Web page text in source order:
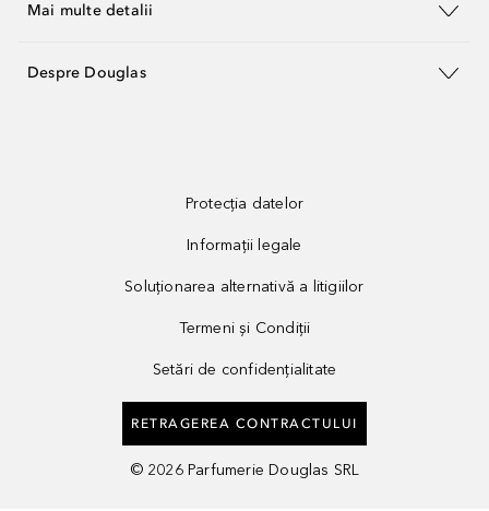
Mai multe detalii
Despre Douglas
Protecția datelor
Informații legale
Soluționarea alternativă a litigiilor
Termeni și Condiții
Setări de confidențialitate
RETRAGEREA CONTRACTULUI
© 2026 Parfumerie Douglas SRL